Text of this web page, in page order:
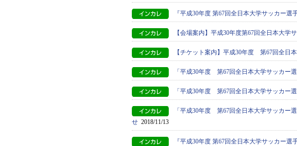
『平成30年度 第67回全日本大学サッカー選
【会場案内】平成30年度第67回全日本大学
【チケット案内】平成30年度 第67回全日
「平成30年度 第67回全日本大学サッカー
「平成30年度 第67回全日本大学サッカー
「平成30年度 第67回全日本大学サッカー
せ 2018/11/13
『平成30年度 第67回全日本大学サッカー